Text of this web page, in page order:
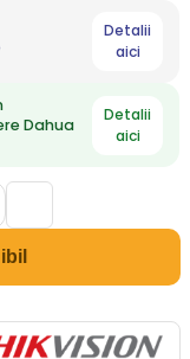
Detalii
aici
Dahua
Detalii
aici